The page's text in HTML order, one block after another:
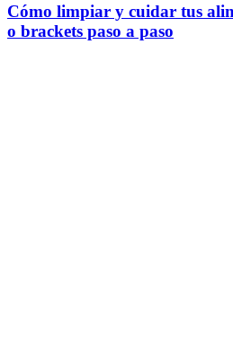
Cómo limpiar y cuidar tus
o brackets paso a paso